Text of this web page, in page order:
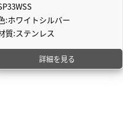
:ホワイトシルバー
質:ステンレス
詳細を見る